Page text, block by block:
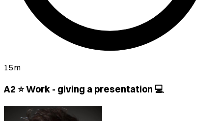
15 m
A2 ⭐ Work - giving a presentation 💻